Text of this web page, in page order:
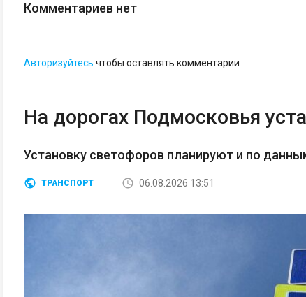
Комментариев нет
Авторизуйтесь чтобы оставлять комментарии
На дорогах Подмосковья
Установку светофоров планируют и по
ТРАНСПОРТ 06.08.2026 13:51